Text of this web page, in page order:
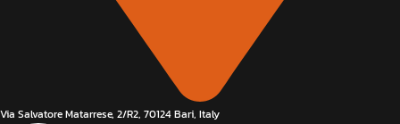
Via Salvatore Matarrese, 2/R2, 70124 Bari, Italy